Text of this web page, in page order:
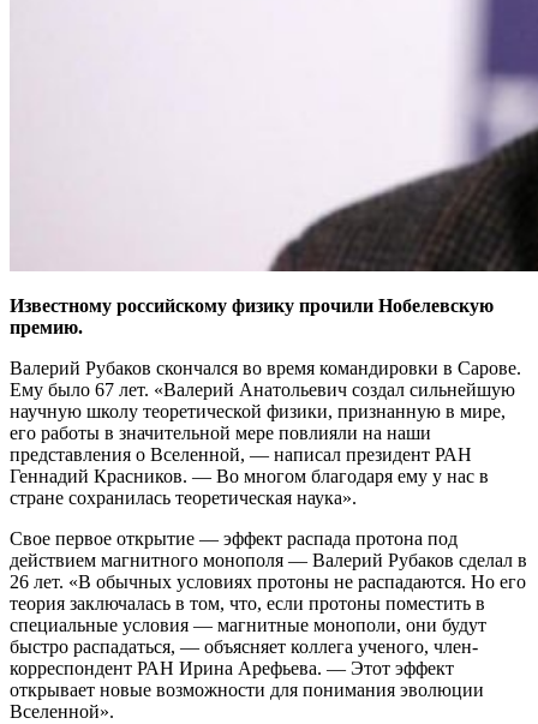
Известному российскому физику прочили Нобелевскую
премию.
Валерий Рубаков скончался во время командировки в Сарове.
Ему было 67 лет. «Валерий Анатольевич создал сильнейшую
научную школу теоретической физики, признанную в мире,
его работы в значительной мере повлияли на наши
представления о Вселенной, — написал президент РАН
Геннадий Красников. — Во многом благодаря ему у нас в
стране сохранилась теоретическая наука».
Свое первое открытие — эффект распада протона под
действием магнитного монополя — Валерий Рубаков сделал в
26 лет. «В обычных условиях протоны не распадаются. Но его
теория заключалась в том, что, если протоны поместить в
специальные условия — магнитные монополи, они будут
быстро распадаться, — объясняет коллега ученого, член-
корреспондент РАН Ирина Арефьева. — Этот эффект
открывает новые возможности для понимания эволюции
Вселенной».